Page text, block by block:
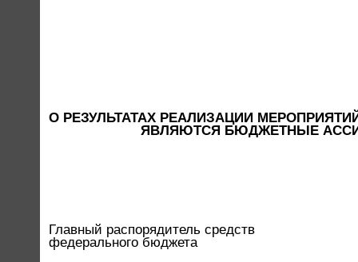
О РЕЗУЛЬТАТАХ РЕАЛИЗАЦИИ
ЯВЛЯЮТСЯ БЮДЖЕТНЫЕ
Главный распорядитель средств
федерального бюджета